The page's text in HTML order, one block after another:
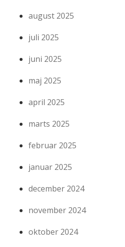
august 2025
juli 2025
juni 2025
maj 2025
april 2025
marts 2025
februar 2025
januar 2025
december 2024
november 2024
oktober 2024